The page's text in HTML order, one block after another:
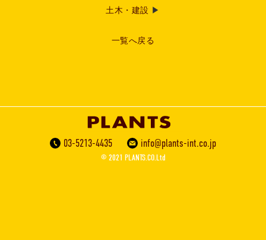
土木・建設 ▶
一覧へ戻る
03-5213-4435 info@plants-int.co.jp
© 2021 PLANTS.CO.Ltd